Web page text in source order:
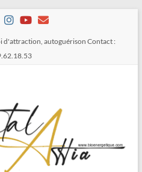
d'attraction, autoguérison Contact :